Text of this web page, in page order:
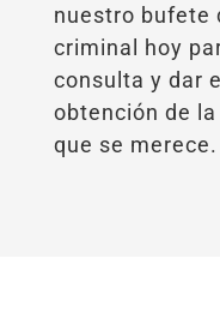
nuestro bufete
criminal hoy
consulta y dar
obtención de
que se merece.